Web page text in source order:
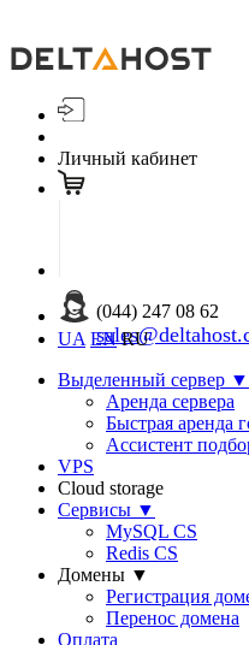
Личный кабинет
(044) 247 08 62
UA EN RU
Выделенный сервер ▼
Аренда сервера
Быстрая аренда
Ассистент
VPS
Cloud storage
Сервисы ▼
MySQL CS
Redis CS
Домены ▼
Регистрация
Перенос домена
Оплата